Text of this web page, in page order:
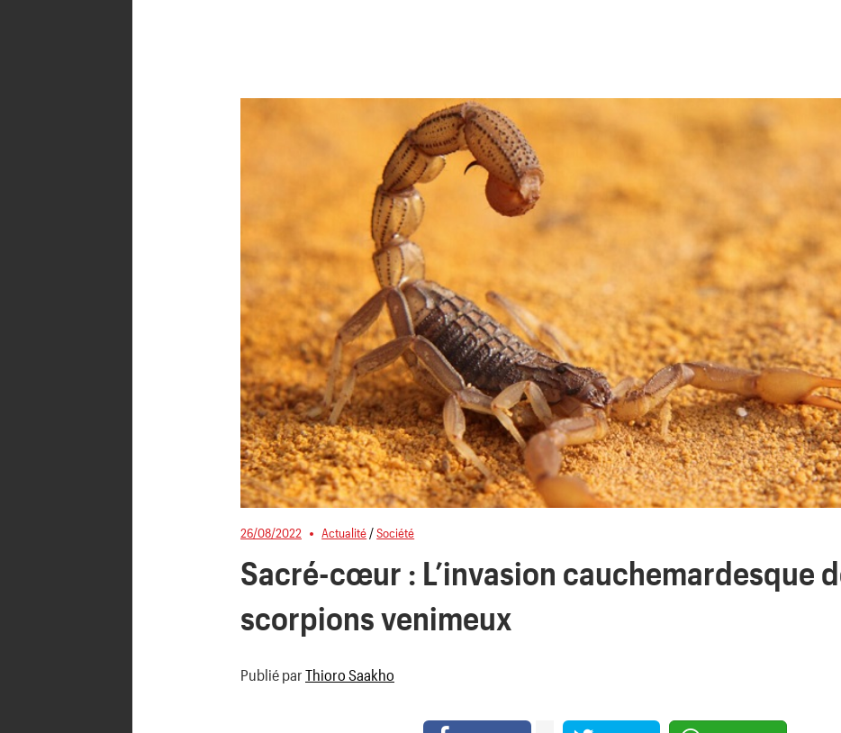
26/08/2022 Actualité /Société
Sacré-cœur : L’invasion cauchemardesque
scorpions venimeux
Publié par Thioro Saakho